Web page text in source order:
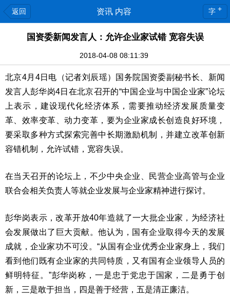
返回 资讯 内容 字 +
国资委新闻发言人：允许企业家试错 宽容失误
2018-04-08 08:11:39
北京4月4日电（记者刘辰瑶）国务院国资委副秘书长、新闻
发言人彭华岗4日在北京召开的“中国企业与中国企业家”论坛
上表示，建设现代化经济体系，需要推动经济发展质量变
革、效率变革、动力变革，要为企业家成长创造良好环境，
要采取多种方式探索完善中长期激励机制，并建立改革创新
容错机制，允许试错，宽容失误。
在当天召开的论坛上，不少中央企业、民营企业高管与企业
联合会相关负责人等就企业发展与企业家精神进行探讨。
彭华岗表示，改革开放40年造就了一大批企业家，为经济社
会发展做出了巨大贡献。他认为，国有企业取得今天的发展
成就，企业家功不可没。“从国有企业优秀企业家身上，我们
看到他们既有企业家的共同特质，又有国有企业领导人员的
鲜明特征。”彭华岗称，一是忠于党忠于国家，二是勇于创
新，三是敢于担当，四是善于经营，五是清正廉洁。